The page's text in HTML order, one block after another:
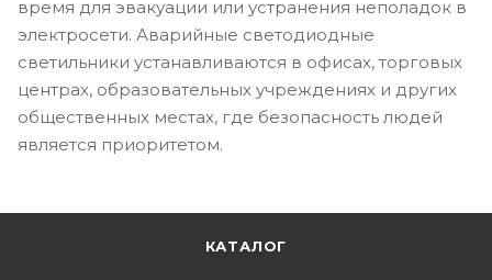
время для эвакуации или устранения неполадок в
электросети. Аварийные светодиодные
светильники устанавливаются в офисах, торговых
центрах, образовательных учреждениях и других
общественных местах, где безопасность людей
является приоритетом.
КАТАЛОГ